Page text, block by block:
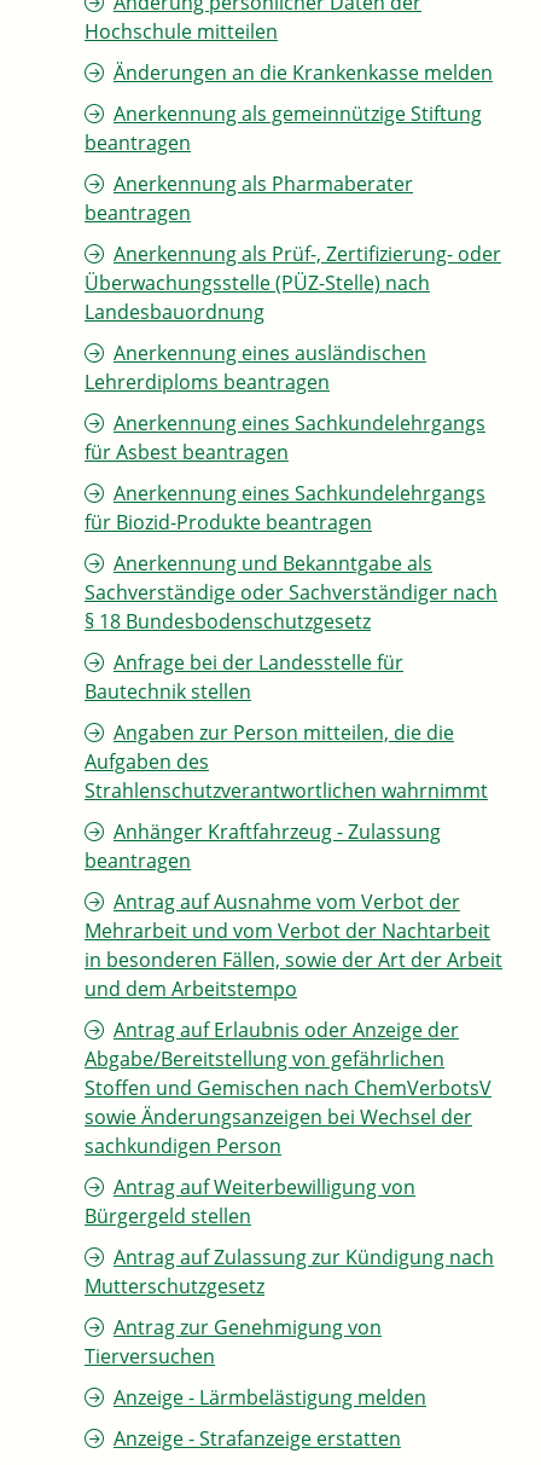
Hochschule mitteilen
Änderungen an die Krankenkasse melden
Anerkennung als gemeinnützige Stiftung
beantragen
Anerkennung als Pharmaberater
beantragen
Anerkennung als Prüf-, Zertifizierung- oder
Überwachungsstelle (PÜZ-Stelle) nach
Landesbauordnung
Anerkennung eines ausländischen
Lehrerdiploms beantragen
Anerkennung eines Sachkundelehrgangs
für Asbest beantragen
Anerkennung eines Sachkundelehrgangs
für Biozid-Produkte beantragen
Anerkennung und Bekanntgabe als
Sachverständige oder Sachverständiger nach
§ 18 Bundesbodenschutzgesetz
Anfrage bei der Landesstelle für
Bautechnik stellen
Angaben zur Person mitteilen, die die
Aufgaben des
Strahlenschutzverantwortlichen wahrnimmt
Anhänger Kraftfahrzeug - Zulassung
beantragen
Antrag auf Ausnahme vom Verbot der
Mehrarbeit und vom Verbot der Nachtarbeit
in besonderen Fällen, sowie der Art der Arbeit
und dem Arbeitstempo
Antrag auf Erlaubnis oder Anzeige der
Abgabe/Bereitstellung von gefährlichen
Stoffen und Gemischen nach ChemVerbotsV
sowie Änderungsanzeigen bei Wechsel der
sachkundigen Person
Antrag auf Weiterbewilligung von
Bürgergeld stellen
Antrag auf Zulassung zur Kündigung nach
Mutterschutzgesetz
Antrag zur Genehmigung von
Tierversuchen
Anzeige - Lärmbelästigung melden
Anzeige - Strafanzeige erstatten